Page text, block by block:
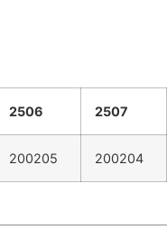
2506 2507
200205 200204